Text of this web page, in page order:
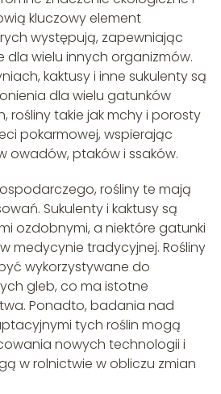
kluczowy element
występują, zapewniając
dla wielu innych organizmów.
kaktusy i inne sukulenty są
dla wielu gatunków
rośliny takie jak mchy i porosty
pokarmowej, wspierając
owadów, ptaków i ssaków.
rośliny te mają
Sukulenty i kaktusy są
ozdobnymi, a niektóre gatunki
medycynie tradycyjnej. Rośliny
wykorzystywane do
gleb, co ma istotne
Ponadto, badania nad
tych roślin mogą
nowych technologii i
w rolnictwie w obliczu zmian